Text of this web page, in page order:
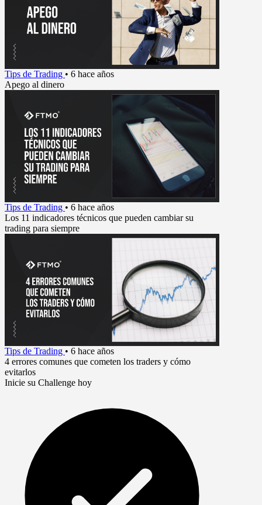
Tips de Trading • 6 hace años
Apego al dinero
Tips de Trading • 6 hace años
Los 11 indicadores técnicos que pueden cambiar su
trading para siempre
Tips de Trading • 6 hace años
4 errores comunes que cometen los traders y cómo
evitarlos
Inicie su Challenge hoy